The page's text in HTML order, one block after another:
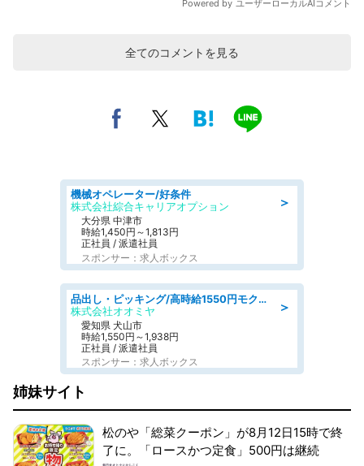
全てのコメントを見る
＞
機械オペレーター/好条件
株式会社綜合キャリアオプション
大分県 中津市
時給1,450円～1,813円
正社員 / 派遣社員
スポンサー：求人ボックス
＞
品出し・ピッキング/高時給1550円モクモクと指示書通りに仕分け・品出し
株式会社オオミヤ
愛知県 犬山市
時給1,550円～1,938円
正社員 / 派遣社員
スポンサー：求人ボックス
姉妹サイト
松のや「総菜クーポン」が8月12日15時で終
了に。「ロースかつ定食」500円は継続